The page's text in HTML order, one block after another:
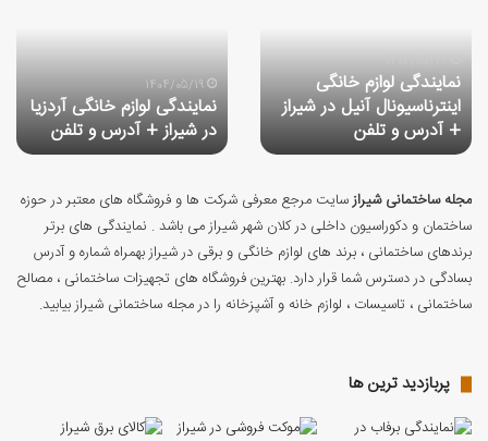
شیراز
آدرس
تلفن
نمایندگی لوازم خانگی
اینترناسیونال آنیل در شیراز
+ آدرس و تلفن
شیراز
آدرس
و
1404/05/19
نمایندگی لوازم خانگی آردزیا
در شیراز + آدرس و تلفن
مجله ساختمانی شیرازسایت مرجع معرفی شرکت ها و فروشگاه های معتبر در حوزه
ساختمان و دکوراسیون داخلی در کلان شهر شیراز می باشد . نمایندگی های برتر
برندهای ساختمانی ، برند های لوازم خانگی و برقی در شیراز بهمراه شماره و آدرس
بسادگی در دسترس شما قرار دارد. بهترین فروشگاه های تجهیزات ساختمانی ، مصالح
ساختمانی ، تاسیسات ، لوازم خانه و آشپزخانه را در مجله ساختمانی شیراز بیابید.
پربازدید ترین ها